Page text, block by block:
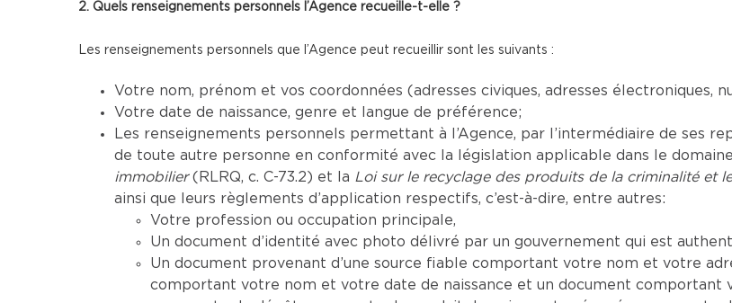
2. Quels renseignements personnels l’Agence recueille-t-elle ?
Les renseignements personnels que l’Agence peut recueillir sont les suivants :
Votre nom, prénom et vos coordonnées (adresses civiques, adresses électroniques,
Votre date de naissance, genre et langue de préférence;
Les renseignements personnels permettant à l’Agence, par l’intermédiaire de ses
de toute autre personne en conformité avec la législation applicable dans le
immobilier(RLRQ, c. C-73.2) et la Loi sur le recyclage des produits de la criminalité et
ainsi que leurs règlements d’application respectifs, c’est-à-dire, entre autres:
Votre profession ou occupation principale,
Un document d’identité avec photo délivré par un gouvernement qui est
Un document provenant d’une source fiable comportant votre nom et votre
comportant votre nom et votre date de naissance et un document comportant